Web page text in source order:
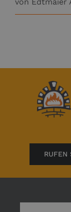
von Edtmaier
RUFEN